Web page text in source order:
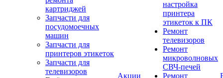
картриджей
Запчасти для
посудомоечных
машин
Запчасти для
принтеров этикеток
Запчасти для
телевизоров
Акции
настройка
принтера
этикеток к ПК
Ремонт
телевизоров
Ремонт
микроволновых
СВЧ-печей
Ремонт